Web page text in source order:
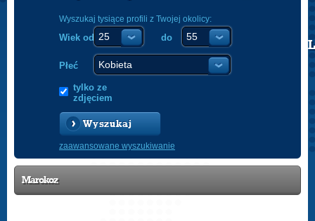
POLISH
Wyszukaj tysiące profili z Twojej okolicy:
Wiek od do
Płeć
tylko ze
zdjęciem
Wyszukaj
zaawansowane wyszukiwanie
Marokoz